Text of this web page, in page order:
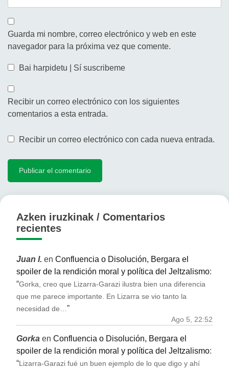
Guarda mi nombre, correo electrónico y web en este
navegador para la próxima vez que comente.
Bai harpidetu | Sí suscribeme
Recibir un correo electrónico con los siguientes
comentarios a esta entrada.
Recibir un correo electrónico con cada nueva entrada.
Azken iruzkinak / Comentarios
recientes
Juan I. en Confluencia o Disolución, Bergara el
spoiler de la rendición moral y política del Jeltzalismo:
“Gorka, creo que Lizarra-Garazi ilustra bien una diferencia
que me parece importante. En Lizarra se vio tanto la
necesidad de…”
Ago 5, 22:52
Gorka en Confluencia o Disolución, Bergara el
spoiler de la rendición moral y política del Jeltzalismo:
“ Lizarra-Garazi fué un buen ejemplo de lo que digo y ahí